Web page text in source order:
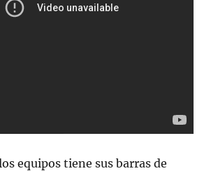
equipos tiene sus barras de